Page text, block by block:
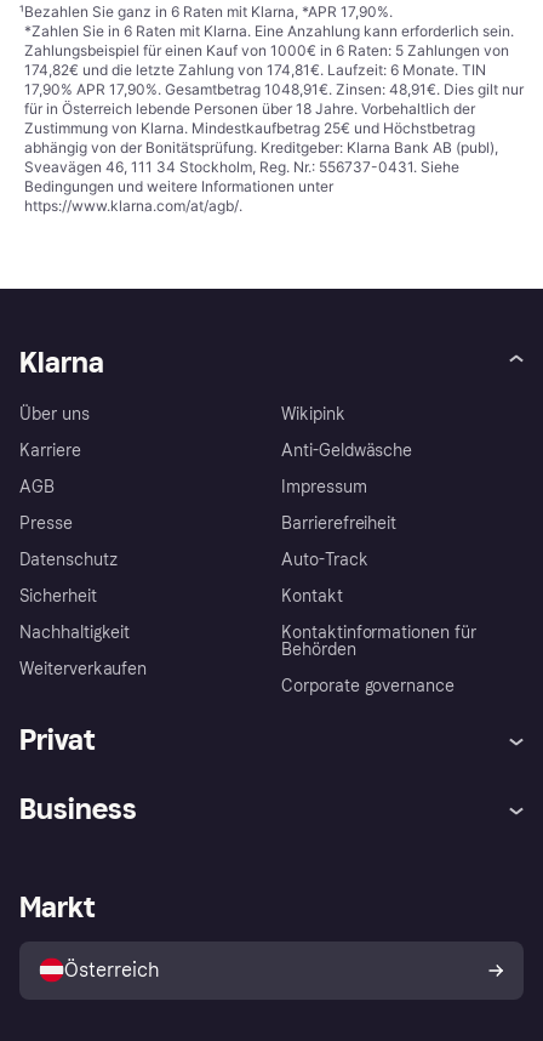
¹Bezahlen Sie ganz in 6 Raten mit Klarna, *APR 17,90%.
*Zahlen Sie in 6 Raten mit Klarna. Eine Anzahlung kann erforderlich sein.
Zahlungsbeispiel für einen Kauf von 1000€ in 6 Raten: 5 Zahlungen von
174,82€ und die letzte Zahlung von 174,81€. Laufzeit: 6 Monate. TIN
17,90% APR 17,90%. Gesamtbetrag 1048,91€. Zinsen: 48,91€. Dies gilt nur
für in Österreich lebende Personen über 18 Jahre. Vorbehaltlich der
Zustimmung von Klarna. Mindestkaufbetrag 25€ und Höchstbetrag
abhängig von der Bonitätsprüfung. Kreditgeber: Klarna Bank AB (publ),
Sveavägen 46, 111 34 Stockholm, Reg. Nr.: 556737-0431. Siehe
Bedingungen und weitere Informationen unter
https://www.klarna.com/at/agb/.
Klarna
Über uns
Karriere
AGB
Presse
Datenschutz
Sicherheit
Nachhaltigkeit
Weiterverkaufen
Wikipink
Anti-Geldwäsche
Impressum
Barrierefreiheit
Auto-Track
Kontakt
Kontaktinformationen für
Behörden
Corporate governance
Privat
Shops entdecken
Business
Händlerportal
Markt
Österreich